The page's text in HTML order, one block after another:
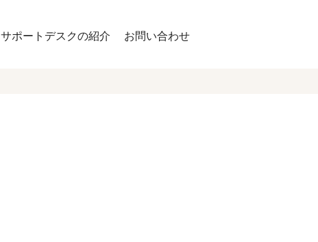
サポートデスクの紹介 お問い合わせ